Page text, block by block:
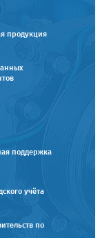
продукция
поддержка
учёта
по